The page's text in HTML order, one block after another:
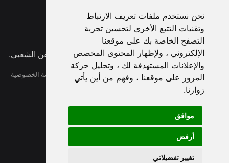
نحن نستخدم ملفات تعريف الارتباط
وتقنيات التتبع الأخرى لتحسين تجربة
التصفح الخاصة بك على موقعنا
الإلكتروني ، ولإظهار المحتوى المخصص
والإعلانات المستهدفة لك ، وتحليل حركة
المرور على موقعنا ، وفهم من أين يأتي
زوارنا.
موافق
أرفض
تغيير تفضيلاتي
حقوق النشر © 2026 الفنان مزعل فرحان - عملاق الفن الشعبي.
الاخبار معلومات عنا شروط اتصل
سياسة الخصوصية
Arabic